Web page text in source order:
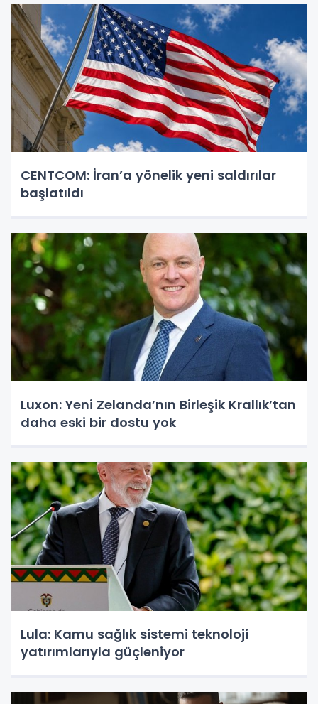
CENTCOM: İran’a yönelik yeni saldırılar
başlatıldı
Luxon: Yeni Zelanda’nın Birleşik Krallık’tan
daha eski bir dostu yok
Lula: Kamu sağlık sistemi teknoloji
yatırımlarıyla güçleniyor